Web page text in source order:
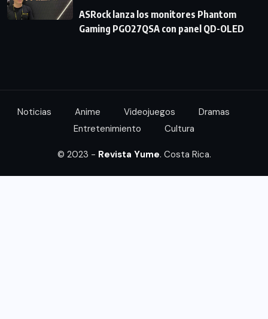
ASRock lanza los monitores Phantom
Gaming PGO27QSA con panel QD-OLED
Noticias Anime Videojuegos
Dramas
Entretenimiento
Cultura
© 2023 - Revista Yume. Costa Rica.